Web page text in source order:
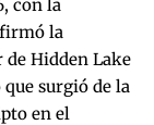
con la
la
Hidden Lake
surgió de la
en el